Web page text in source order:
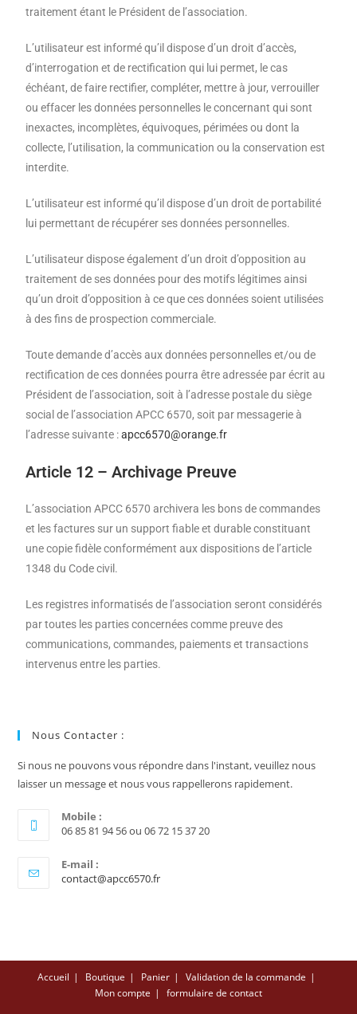
traitement étant le Président de l’association.
L’utilisateur est informé qu’il dispose d’un droit d’accès,
d’interrogation et de rectification qui lui permet, le cas
échéant, de faire rectifier, compléter, mettre à jour, verrouiller
ou effacer les données personnelles le concernant qui sont
inexactes, incomplètes, équivoques, périmées ou dont la
collecte, l’utilisation, la communication ou la conservation est
interdite.
L’utilisateur est informé qu’il dispose d’un droit de portabilité
lui permettant de récupérer ses données personnelles.
L’utilisateur dispose également d’un droit d’opposition au
traitement de ses données pour des motifs légitimes ainsi
qu’un droit d’opposition à ce que ces données soient utilisées
à des fins de prospection commerciale.
Toute demande d’accès aux données personnelles et/ou de
rectification de ces données pourra être adressée par écrit au
Président de l’association, soit à l’adresse postale du siège
social de l’association APCC 6570, soit par messagerie à
l’adresse suivante :apcc6570@orange.fr
Article 12 – Archivage Preuve
L’association APCC 6570 archivera les bons de commandes
et les factures sur un support fiable et durable constituant
une copie fidèle conformément aux dispositions de l’article
1348 du Code civil.
Les registres informatisés de l’association seront considérés
par toutes les parties concernées comme preuve des
communications, commandes, paiements et transactions
intervenus entre les parties.
Nous Contacter :
Si nous ne pouvons vous répondre dans l'instant, veuillez nous
laisser un message et nous vous rappellerons rapidement.
Mobile :
06 85 81 94 56 ou 06 72 15 37 20
E-mail :
contact@apcc6570.fr
Accueil Boutique Panier
Validation de la commande
Mon compte
formulaire de contact